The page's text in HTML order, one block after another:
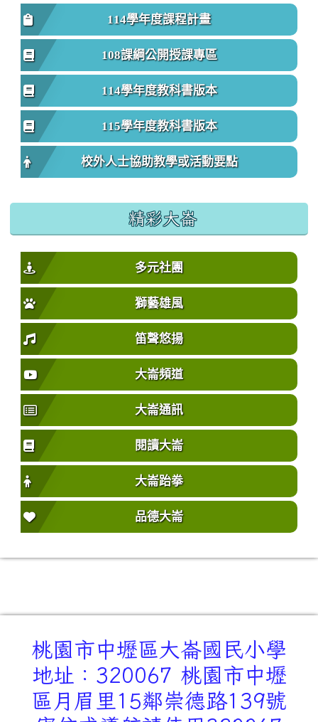
114學年度課程計畫
108課綱公開授課專區
114學年度教科書版本
115學年度教科書版本
校外人士協助教學或活動要點
精彩大崙
多元社團
獅藝雄風
笛聲悠揚
大崙頻道
大崙通訊
閱讀大崙
大崙跆拳
品德大崙
桃園市中壢區大崙國民小學
地址：320067 桃園市中壢
區月眉里15鄰崇德路139號